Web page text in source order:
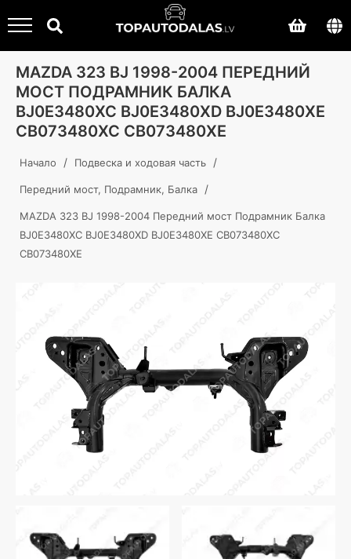
MAZDA 323 BJ 1998-2004 ПЕРЕДНИЙ
МОСТ ПОДРАМНИК БАЛКА
BJ0E3480XC BJ0E3480XD BJ0E3480XE
CB073480XC CB073480XE
Начало / Подвеска и ходовая часть /
Передний мост, Подрамник, Балка /
MAZDA 323 BJ 1998-2004 Передний мост Подрамник Балка
BJ0E3480XC BJ0E3480XD BJ0E3480XE CB073480XC
CB073480XE